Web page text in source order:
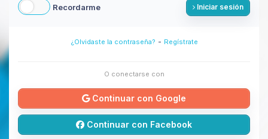
Recordarme Iniciar sesión
¿Olvidaste la contraseña? - Regístrate
O conectarse con
Continuar con Google
Continuar con Facebook